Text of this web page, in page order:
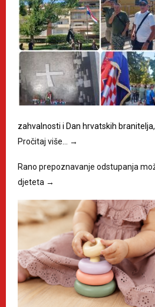
zahvalnosti i Dan hrvatskih branitelja,
Pročitaj više…
→
Rano prepoznavanje odstupanja
djeteta →